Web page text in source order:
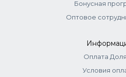
Бонусная
Оптовое
Оплата
Условия